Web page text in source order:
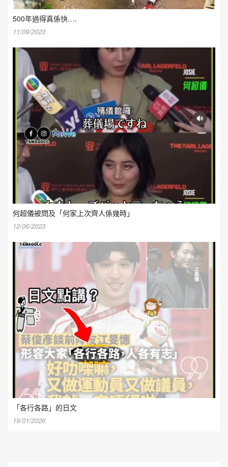
500年過得真係快….
11/09/2023
何超儀被問及「何家上次齊人係幾時」
12/06/2023
「各行各路」的日文
19/01/2026